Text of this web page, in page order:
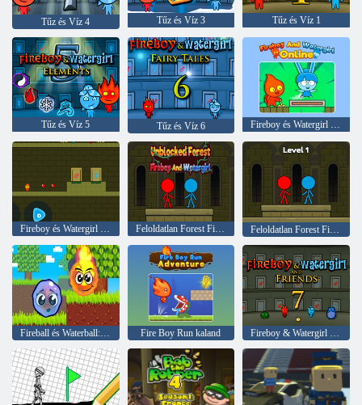
Tűz és Víz 4 Tűz és Víz 3 Tűz és Víz 1
Tűz és Víz 5 Tűz és Víz 6 Fireboy és Watergirl Online
Fireboy és Watergirl Online Feloldatlan Forest Fireboy és Watergirl Feloldatlan Forest Fireboy és Watergirl
Fireball és Waterball: Parkour Love Balls Fire Boy Run kaland Fireboy & Watergirl 7: and Friends